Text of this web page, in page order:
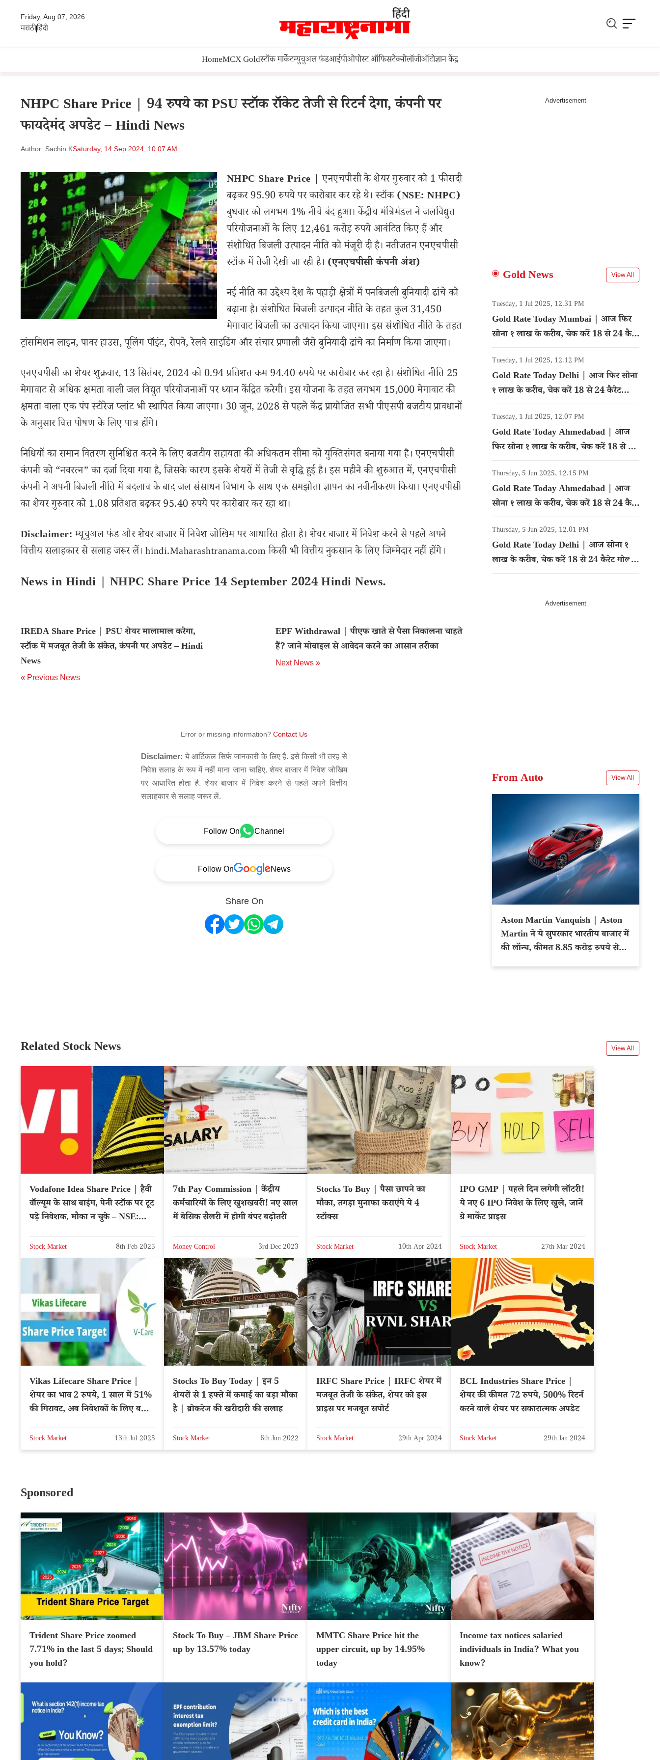
Friday, Aug 07, 2026
मराठीहिंदी
HomeMCX Goldस्टॉक मार्केटम्युचुअल फंडआईपीओपोस्ट ऑफिसटेक्नोलॉजीऑटोज्ञान केंद्र
NHPC Share Price | 94 रुपये का PSU स्टॉक रॉकेट तेजी से रिटर्न देगा, कंपनी पर
फायदेमंद अपडेट – Hindi News
Author: Sachin KSaturday, 14 Sep 2024, 10.07 AM
NHPC Share Price | एनएचपीसी के शेयर गुरुवार को 1 फीसदी
बढ़कर 95.90 रुपये पर कारोबार कर रहे थे। स्टॉक(NSE: NHPC)
बुधवार को लगभग 1% नीचे बंद हुआ। केंद्रीय मंत्रिमंडल ने जलविद्युत
परियोजनाओं के लिए 12,461 करोड़ रुपये आवंटित किए हैं और
संशोधित बिजली उत्पादन नीति को मंजूरी दी है। नतीजतन एनएचपीसी
स्टॉक में तेजी देखी जा रही है। (एनएचपीसी कंपनी अंश)
नई नीति का उद्देश्य देश के पहाड़ी क्षेत्रों में पनबिजली बुनियादी ढांचे को
बढ़ाना है। संशोधित बिजली उत्पादन नीति के तहत कुल 31,450
मेगावाट बिजली का उत्पादन किया जाएगा। इस संशोधित नीति के तहत
ट्रांसमिशन लाइन, पावर हाउस, पूलिंग पॉइंट, रोपवे, रेलवे साइडिंग और संचार प्रणाली जैसे बुनियादी ढांचे का निर्माण किया जाएगा।
एनएचपीसी का शेयर शुक्रवार, 13 सितंबर, 2024 को 0.94 प्रतिशत कम 94.40 रुपये पर कारोबार कर रहा है। संशोधित नीति 25
मेगावाट से अधिक क्षमता वाली जल विद्युत परियोजनाओं पर ध्यान केंद्रित करेगी। इस योजना के तहत लगभग 15,000 मेगावाट की
क्षमता वाला एक पंप स्टोरेज प्लांट भी स्थापित किया जाएगा। 30 जून, 2028 से पहले केंद्र प्रायोजित सभी पीएसपी बजटीय प्रावधानों
के अनुसार वित्त पोषण के लिए पात्र होंगे।
निधियों का समान वितरण सुनिश्चित करने के लिए बजटीय सहायता की अधिकतम सीमा को युक्तिसंगत बनाया गया है। एनएचपीसी
कंपनी को “नवरत्न” का दर्जा दिया गया है, जिसके कारण इसके शेयरों में तेजी से वृद्धि हुई है। इस महीने की शुरुआत में, एनएचपीसी
कंपनी ने अपनी बिजली नीति में बदलाव के बाद जल संसाधन विभाग के साथ एक समझौता ज्ञापन का नवीनीकरण किया। एनएचपीसी
का शेयर गुरुवार को 1.08 प्रतिशत बढ़कर 95.40 रुपये पर कारोबार कर रहा था।
Disclaimer:म्यूचुअल फंड और शेयर बाजार में निवेश जोखिम पर आधारित होता है। शेयर बाजार में निवेश करने से पहले अपने
वित्तीय सलाहकार से सलाह जरूर लें। hindi.Maharashtranama.com किसी भी वित्तीय नुकसान के लिए जिम्मेदार नहीं होंगे।
News in Hindi | NHPC Share Price 14 September 2024 Hindi News.
IREDA Share Price | PSU शेयर मालामाल करेगा,
स्टॉक में मजबूत तेजी के संकेत, कंपनी पर अपडेट – Hindi
News
« Previous News
EPF Withdrawal | पीएफ खाते से पैसा निकालना चाहते
हैं? जाने मोबाइल से आवेदन करने का आसान तरीका
Next News »
Error or missing information? Contact Us
Disclaimer: ये आर्टिकल सिर्फ जानकारी के लिए है. इसे किसी भी तरह से
निवेश सलाह के रूप में नहीं माना जाना चाहिए. शेयर बाजार में निवेश जोखिम
पर आधारित होता है. शेयर बाजार में निवेश करने से पहले अपने वित्तीय
सलाहकार से सलाह जरूर लें.
Follow On Channel
Follow On News
Share On
Gold News View All
Tuesday, 1 Jul 2025, 12.31 PM
Gold Rate Today Mumbai | आज फिर
सोना १ लाख के करीब, चेक करें 18 से 24 कैरेट
गोल्ड का रेट
Tuesday, 1 Jul 2025, 12.12 PM
Gold Rate Today Delhi | आज फिर सोना
१ लाख के करीब, चेक करें 18 से 24 कैरेट
गोल्ड का रेट
Tuesday, 1 Jul 2025, 12.07 PM
Gold Rate Today Ahmedabad | आज
फिर सोना १ लाख के करीब, चेक करें 18 से 24
कैरेट गोल्ड का रेट
Thursday, 5 Jun 2025, 12.15 PM
Gold Rate Today Ahmedabad | आज
सोना १ लाख के करीब, चेक करें 18 से 24 कैरेट
गोल्ड का रेट
Thursday, 5 Jun 2025, 12.01 PM
Gold Rate Today Delhi | आज सोना १
लाख के करीब, चेक करें 18 से 24 कैरेट गोल्ड
का रेट
From Auto View All
Aston Martin Vanquish | Aston
Martin ने ये सुपरकार भारतीय बाजार में
की लॉन्च, कीमत 8.85 करोड़ रुपये से
Related Stock News View All
Vodafone Idea Share Price | हैवी
वॉल्यूम के साथ बाइंग, पेनी स्टॉक पर टूट
पड़े निवेशक, मौका न चुके – NSE:
Stock Market 8th Feb 2025
7th Pay Commission | केंद्रीय
कर्मचारियों के लिए खुशखबरी! नए साल
में बेसिक सैलरी में होगी बंपर बढ़ोतरी
Money Control 3rd Dec 2023
Stocks To Buy | पैसा छापने का
मौका, तगड़ा मुनाफा कराएंगे ये 4
स्टॉक्स
Stock Market 10th Apr 2024
IPO GMP | पहले दिन लगेगी लॉटरी!
ये नए 6 IPO निवेश के लिए खुले, जानें
ग्रे मार्केट प्राइस
Stock Market 27th Mar 2024
Vikas Lifecare Share Price |
शेयर का भाव 2 रुपये, 1 साल में 51%
की गिरावट, अब निवेशकों के लिए बड़ी
Stock Market 13th Jul 2025
Stocks To Buy Today | इन 5
शेयरों से 1 हफ्ते में कमाई का बड़ा मौका
है | ब्रोकरेज की खरीदारी की सलाह
Stock Market 6th Jun 2022
IRFC Share Price | IRFC शेयर में
मजबूत तेजी के संकेत, शेयर को इस
प्राइस पर मजबूत सपोर्ट
Stock Market 29th Apr 2024
BCL Industries Share Price |
शेयर की कीमत 72 रुपये, 500% रिटर्न
करने वाले शेयर पर सकारात्मक अपडेट
Stock Market 29th Jan 2024
Sponsored
Trident Share Price zoomed
7.71% in the last 5 days; Should
you hold?
Stock To Buy – JBM Share Price
up by 13.57% today
MMTC Share Price hit the
upper circuit, up by 14.95%
today
Income tax notices salaried
individuals in India? What you
know?